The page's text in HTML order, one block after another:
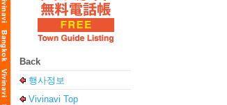
Back
행사정보
Vivinavi Top